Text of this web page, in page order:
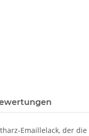
Emaillelack, der